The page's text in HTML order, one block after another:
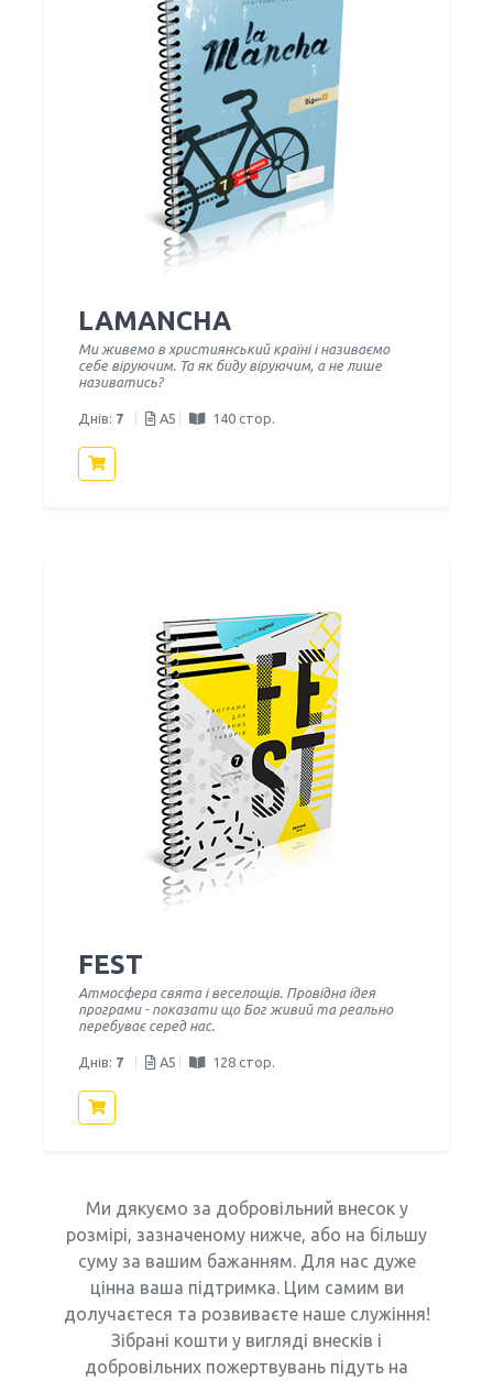
LAMANCHA
Ми живемо в християнський країні і називаємо
себе віруючим. Та як биду віруючим, а не лише
називатись?
Днів: 7 A5 140 стор.
FEST
Атмосфера свята і веселощів. Провідна ідея
програми - показати що Бог живий та реально
перебуває серед нас.
Днів: 7 A5 128 стор.
Ми дякуємо за добровільний внесок у
розмірі, зазначеному нижче, або на більшу
суму за вашим бажанням. Для нас дуже
цінна ваша підтримка. Цим самим ви
долучаєтеся та розвиваєте наше служіння!
Зібрані кошти у вигляді внесків і
добровільних пожертвувань підуть на